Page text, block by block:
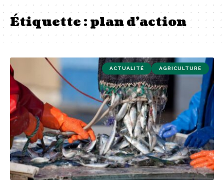
Étiquette :plan d’action
ACTUALITÉ AGRICULTURE